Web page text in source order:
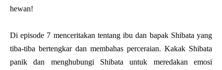
hewan!
Di episode 7 menceritakan tentang ibu dan bapak Shibata yang
tiba-tiba bertengkar dan membahas perceraian. Kakak Shibata
panik dan menghubungi Shibata untuk meredakan emosi